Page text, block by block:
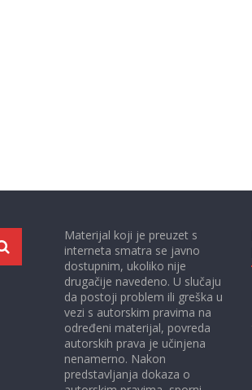
Materijal koji je preuzet s
interneta smatra se javno
dostupnim, ukoliko nije
drugačije navedeno. U slučaju
da postoji problem ili greška u
vezi s autorskim pravima na
određeni materijal, povreda
autorskih prava je učinjena
nenamerno. Nakon
predstavljanja dokaza o